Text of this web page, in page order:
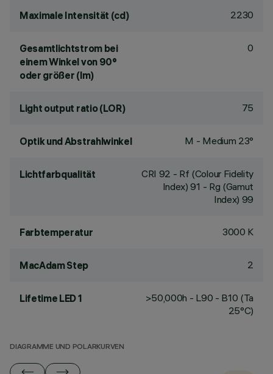
Maximale Intensität (cd) 2230
Gesamtlichtstrom bei
einem Winkel von 90°
oder größer (lm)
0
Light output ratio (LOR) 75
Optik und Abstrahlwinkel M - Medium 23°
Lichtfarbqualität CRI 92 - Rf (Colour Fidelity
Index) 91 - Rg (Gamut
Index) 99
Farbtemperatur 3000 K
MacAdam Step 2
Lifetime LED 1
>50,000h - L90 - B10 (Ta
25°C)
DIAGRAMME UND POLARKURVEN